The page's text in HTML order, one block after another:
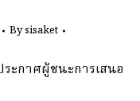
Bysisaket
ระกาศผู้ชนะการเสนอ